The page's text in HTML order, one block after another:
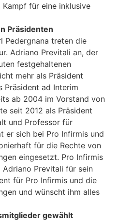
für eine inklusive
Präsidenten
Pedergnana treten die
Adriano Previtali an, der
festgehaltenen
mehr als Präsident
Präsident ad Interim
ab 2004 im Vorstand von
seit 2012 als Präsident
und Professor für
er sich bei Pro Infirmis und
für die Rechte von
eingesetzt. Pro Infirmis
Previtali für sein
für Pro Infirmis und die
und wünscht ihm alles
gewählt